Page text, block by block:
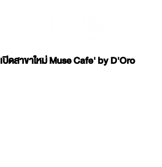
เปิดสาขาใหม่ Muse Cafe' by D'Oro